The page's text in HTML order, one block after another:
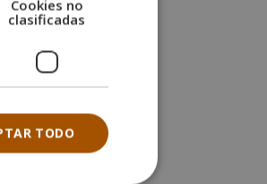
de
la
del
Cookies no
clasificadas
TODO